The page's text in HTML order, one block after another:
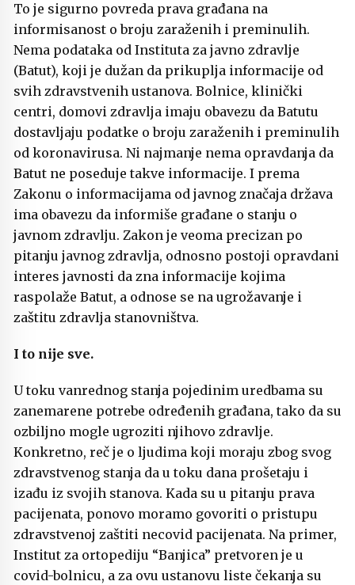
To je sigurno povreda prava građana na
informisanost o broju zaraženih i preminulih.
Nema podataka od Instituta za javno zdravlje
(Batut), koji je dužan da prikuplja informacije od
svih zdravstvenih ustanova. Bolnice, klinički
centri, domovi zdravlja imaju obavezu da Batutu
dostavljaju podatke o broju zaraženih i preminulih
od koronavirusa. Ni najmanje nema opravdanja da
Batut ne poseduje takve informacije. I prema
Zakonu o informacijama od javnog značaja država
ima obavezu da informiše građane o stanju o
javnom zdravlju. Zakon je veoma precizan po
pitanju javnog zdravlja, odnosno postoji opravdani
interes javnosti da zna informacije kojima
raspolaže Batut, a odnose se na ugrožavanje i
zaštitu zdravlja stanovništva.
I to nije sve.
U toku vanrednog stanja pojedinim uredbama su
zanemarene potrebe određenih građana, tako da su
ozbiljno mogle ugroziti njihovo zdravlje.
Konkretno, reč je o ljudima koji moraju zbog svog
zdravstvenog stanja da u toku dana prošetaju i
izađu iz svojih stanova. Kada su u pitanju prava
pacijenata, ponovo moramo govoriti o pristupu
zdravstvenoj zaštiti necovid pacijenata. Na primer,
Institut za ortopediju “Banjica” pretvoren je u
covid-bolnicu, a za ovu ustanovu liste čekanja su